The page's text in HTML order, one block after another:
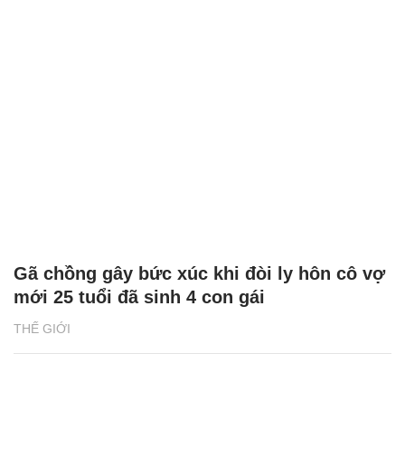
THẾ GIỚI
Gã chồng gây bức xúc khi đòi ly hôn cô vợ
mới 25 tuổi đã sinh 4 con gái